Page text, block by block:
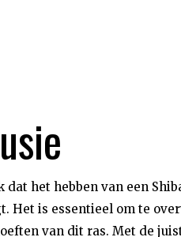
het hebben van een
Het is essentieel om te
van dit ras. Met de